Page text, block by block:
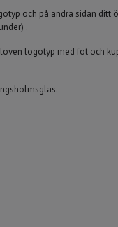
och på andra sidan ditt
.
logotyp med fot och